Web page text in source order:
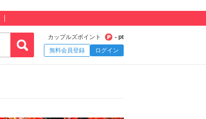
カップルズポイント
- pt
無料会員登録
ログイン